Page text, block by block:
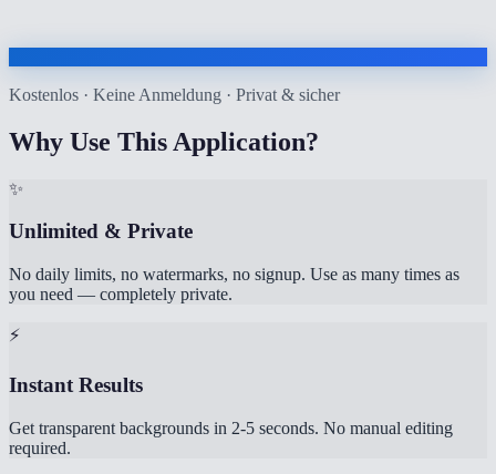
Kostenlos · Keine Anmeldung · Privat & sicher
Why Use This Application?
✨
Unlimited & Private
No daily limits, no watermarks, no signup. Use as many times as
you need — completely private.
⚡
Instant Results
Get transparent backgrounds in 2-5 seconds. No manual editing
required.